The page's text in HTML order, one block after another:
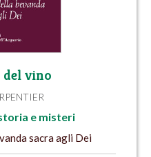
vino
e misteri
sacra agli Dei